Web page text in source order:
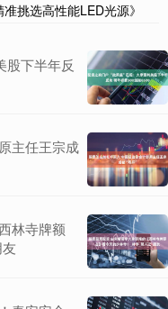
挑选高性能LED光源》
股下半年反
主任王宗成
林寺牌额